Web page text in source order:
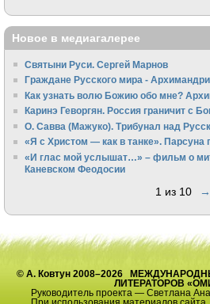
Новое в медиагалерее
Святыни Руси. Сергей Марнов
Граждане Русского мира -
Как узнать волю Божию обо мне?
Каринэ Геворгян. Россия граничит с
О. Савва (Мажуко). Трибунал над
«Я с Христом — как в танке». Парсуна
«И глас мой услышат…» – фильм о
Каневском Феодосии
1 из 10 →
© А. Ковтун 2008–2026
ЛИТЕРАТОРОВ
Руководитель проекта — Светлана